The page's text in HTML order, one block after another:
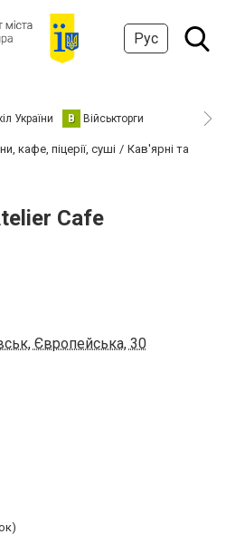
Рус
України В Військторги
кафе, піцерії, суші
Кав'ярні та
Cafe
Європейська, 30